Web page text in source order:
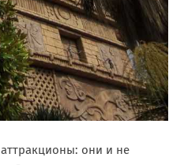
они и не